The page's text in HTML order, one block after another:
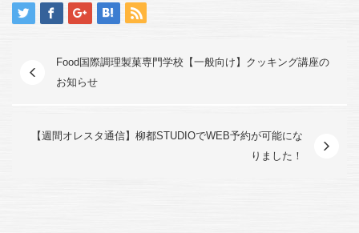
Food国際調理製菓専門学校【一般向け】クッキング講座の
お知らせ
【週間オレスタ通信】柳都STUDIOでWEB予約が可能にな
りました！